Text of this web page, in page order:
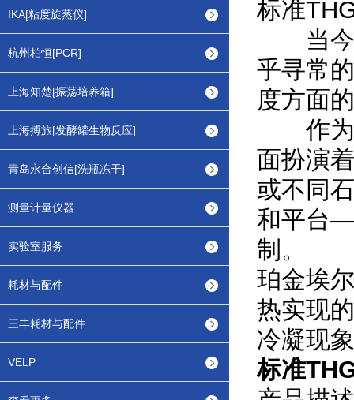
IKA[粘度旋蒸仪]
杭州柏恒[PCR]
上海知楚[振荡培养箱]
上海搏旅[发酵罐生物反应]
青岛永合创信[洗瓶冻干]
测量计量仪器
实验室服务
耗材与配件
三丰耗材与配件
VELP
标准
当今
乎寻常
度方面
作为
面扮演
或不同
和平台
制。
珀金埃
热实现
冷凝现
标准